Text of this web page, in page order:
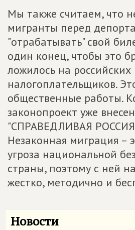
Мы также считаем, что
мигранты перед
"отрабатывать" свой
один конец, чтобы это
ложилось на российских
налогоплательщиков.
общественные работы.
законопроект уже
"СПРАВЕДЛИВАЯ
Незаконная миграция –
угроза национальной
страны, поэтому с ней
жестко, методично и
Новости